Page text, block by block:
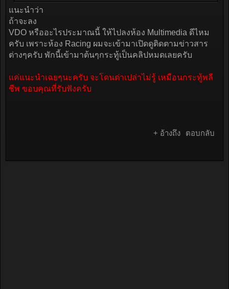
แนะนำว่า
ถ้าจะลง
VDO หรืออะไรประมาณนี้ ให้ไปลงห้อง Multimedia ดีไหม
ครับ เพราะห้อง Racing ผมจะเข้ามาเปิดดูติดตามข่าวสาร
ต่างๆครับ พักนี้เข้ามาต้นๆกระทู้เป็นคลิปหมดเลยครับ
แค่แนะนำเฉยๆนะครับ จะโดนด่าเปล่าไม่รู้ เหมือนกระทู้พลี
ชีพ ขอบคุณที่รับฟังครับ
+ อ้างถึง ตอบกลับ